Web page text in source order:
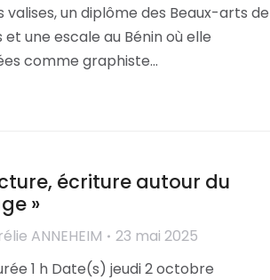
valises, un diplôme des Beaux-arts de
et une escale au Bénin où elle
comme graphiste…
écriture autour du
»
ANNEHEIM
23 mai 2025
1 h Date(s) jeudi 2 octobre